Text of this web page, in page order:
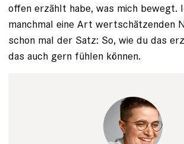
offen erzählt habe, was mich bewegt.
manchmal eine Art wertschätzenden
schon mal der Satz: So, wie du das
das auch gern fühlen können.